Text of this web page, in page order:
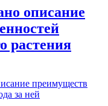
описание
растения